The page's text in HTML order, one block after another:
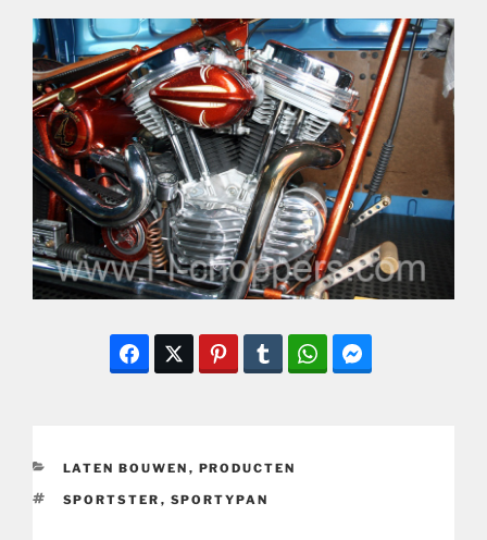
CATEGORIEËN
LATEN BOUWEN , PRODUCTEN
TAGS
SPORTSTER , SPORTYPAN